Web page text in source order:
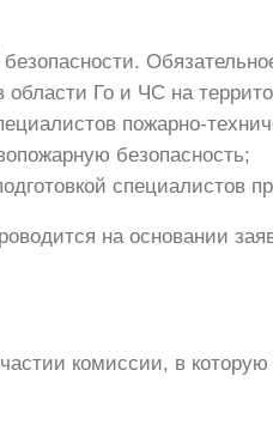
Го и ЧС на
пожарно-
безопасность;
специалистов
на основании
комиссии, в которую